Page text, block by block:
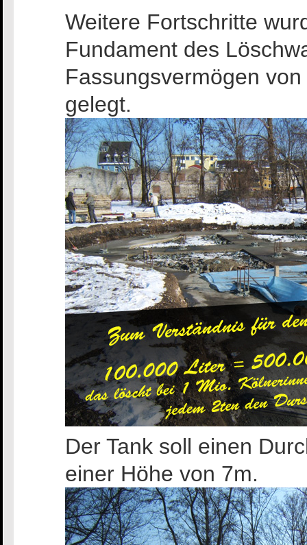
Weitere Fortschritte
Fundament des
Fassungsvermögen
gelegt.
Der Tank soll einen
einer Höhe von 7m.